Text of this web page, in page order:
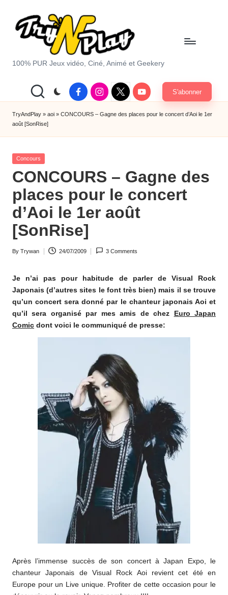
T
y
A
n
d
P
la
y.
c
o
100% PUR Jeux vidéo, Ciné, Animé et Geekery
FacebookInstagram
X
|
Twitter
Youtube S'abonner
TryAndPlay » aoi » CONCOURS – Gagne des places pour le concert d’Aoi le 1er
août [SonRise]
Posted
Concours
CONCOURS – Gagne des
places pour le concert
d’Aoi le 1er août
[SonRise]
Posted
By Trywan 24/07/2009 3 Comments
Je n’ai pas pour habitude de parler de Visual Rock
Japonais (d’autres sites le font très bien) mais il se trouve
qu’un concert sera donné par le chanteur japonais Aoi et
qu’il sera organisé par mes amis de chez
Euro Japan
Comic dont voici le communiqué de presse:
Après l’immense succès de son concert à Japan Expo, le
chanteur Japonais de Visual Rock Aoi revient cet été en
Europe pour un Live unique. Profiter de cette occasion pour le